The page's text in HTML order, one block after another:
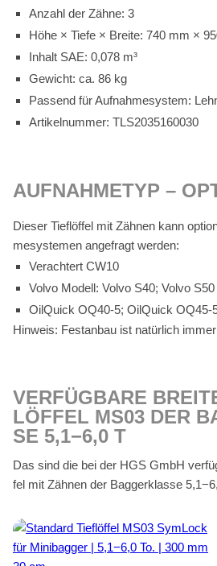
An­zahl der Zäh­ne: 3
Höhe × Tie­fe × Brei­te: 740 mm ×
In­halt SAE: 0,078 m³
Ge­wicht: ca. 86 kg
Pas­send für Auf­nah­me­sys­tem:
Ar­ti­kel­num­mer: TLS2035160030
AUF­NAH­ME­TYP –
Die­ser Tief­löf­fel mit Zäh­nen kann
me­sys­te­men an­ge­fragt wer­den:
Ver­ach­tert CW10
Vol­vo Mo­dell: Vol­vo S40; Vol­vo S50
Oil­Quick OQ40‑5; Oil­Quick
Hin­weis: Fest­an­bau ist na­tür­lich
VER­FÜG­BA­RE
LÖF­FEL MS03 DER
SE 5,1−6,0 T
Das sind die bei der HGS GmbH
fel mit Zäh­nen der Bag­ger­klas­se